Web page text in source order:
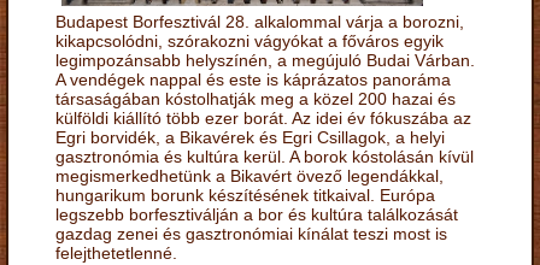
Budapest Borfesztivál 28. alkalommal várja a borozni,
kikapcsolódni, szórakozni vágyókat a főváros egyik
legimpozánsabb helyszínén, a megújuló Budai Várban.
A vendégek nappal és este is káprázatos panoráma
társaságában kóstolhatják meg a közel 200 hazai és
külföldi kiállító több ezer borát. Az idei év fókuszába az
Egri borvidék, a Bikavérek és Egri Csillagok, a helyi
gasztronómia és kultúra kerül. A borok kóstolásán kívül
megismerkedhetünk a Bikavért övező legendákkal,
hungarikum borunk készítésének titkaival. Európa
legszebb borfesztiválján a bor és kultúra találkozását
gazdag zenei és gasztronómiai kínálat teszi most is
felejthetetlenné.